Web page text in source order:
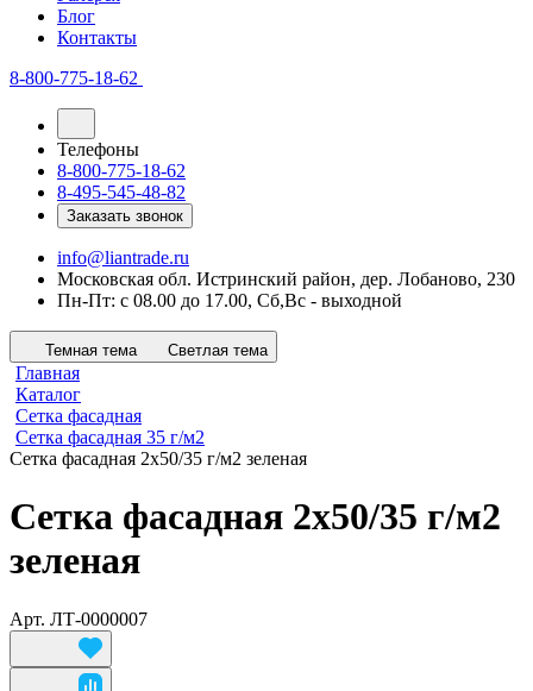
Блог
Контакты
8-800-775-18-62
Телефоны
8-800-775-18-62
8-495-545-48-82
Заказать звонок
info@liantrade.ru
Московская обл. Истринский район, дер. Лобаново, 230
Пн-Пт: c 08.00 до 17.00, Cб,Вс - выходной
Темная тема Светлая тема
Главная
Каталог
Сетка фасадная
Сетка фасадная 35 г/м2
Сетка фасадная 2х50/35 г/м2 зеленая
Сетка фасадная 2х50/35 г/м2
зеленая
Арт. ЛТ-0000007